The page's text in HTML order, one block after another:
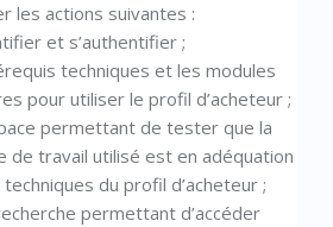
les actions suivantes :
et s’authentifier ;
techniques et les modules
pour utiliser le profil d’acheteur ;
permettant de tester que la
de travail utilisé est en adéquation
du profil d’acheteur ;
permettant d’accéder